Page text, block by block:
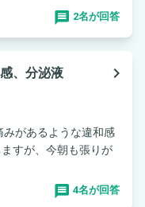
2名が回答
、分泌液
navigate_next
みがあるような違和感
すが、今朝も張りが
4名が回答